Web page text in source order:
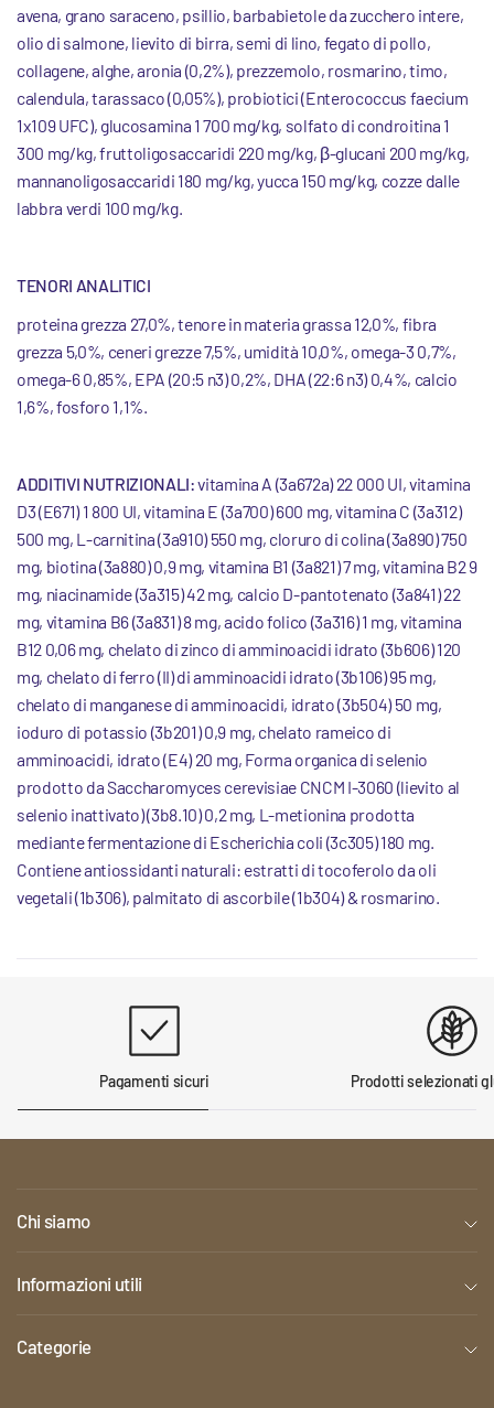
avena, grano saraceno, psillio, barbabietole da zucchero intere,
olio di salmone, lievito di birra, semi di lino, fegato di pollo,
collagene, alghe, aronia (0,2%), prezzemolo, rosmarino, timo,
calendula, tarassaco (0,05%), probiotici (Enterococcus faecium
1x109 UFC), glucosamina 1 700 mg/kg, solfato di condroitina 1
300 mg/kg, fruttoligosaccaridi 220 mg/kg, β-glucani 200 mg/kg,
mannanoligosaccaridi 180 mg/kg, yucca 150 mg/kg, cozze dalle
labbra verdi 100 mg/kg.
TENORI ANALITICI
proteina grezza 27,0%, tenore in materia grassa 12,0%, fibra
grezza 5,0%, ceneri grezze 7,5%, umidità 10,0%, omega-3 0,7%,
omega-6 0,85%, EPA (20:5 n3) 0,2%, DHA (22:6 n3) 0,4%, calcio
1,6%, fosforo 1,1%.
ADDITIVI NUTRIZIONALI:vitamina A (3a672a) 22 000 UI, vitamina
D3 (E671) 1 800 UI, vitamina E (3a700) 600 mg, vitamina C (3a312)
500 mg, L-carnitina (3a910) 550 mg, cloruro di colina (3a890) 750
mg, biotina (3a880) 0,9 mg, vitamina B1 (3a821) 7 mg, vitamina B2 9
mg, niacinamide (3a315) 42 mg, calcio D-pantotenato (3a841) 22
mg, vitamina B6 (3a831) 8 mg, acido folico (3a316) 1 mg, vitamina
B12 0,06 mg, chelato di zinco di amminoacidi idrato (3b606) 120
mg, chelato di ferro (II) di amminoacidi idrato (3b106) 95 mg,
chelato di manganese di amminoacidi, idrato (3b504) 50 mg,
ioduro di potassio (3b201) 0,9 mg, chelato rameico di
amminoacidi, idrato (E4) 20 mg, Forma organica di selenio
prodotto da Saccharomyces cerevisiae CNCM I-3060 (lievito al
selenio inattivato) (3b8.10) 0,2 mg, L-metionina prodotta
mediante fermentazione di Escherichia coli (3c305) 180 mg.
Contiene antiossidanti naturali: estratti di tocoferolo da oli
vegetali (1b306), palmitato di ascorbile (1b304) & rosmarino.
Pagamenti sicuri Prodotti selezionati
Chi siamo
Informazioni utili
Categorie